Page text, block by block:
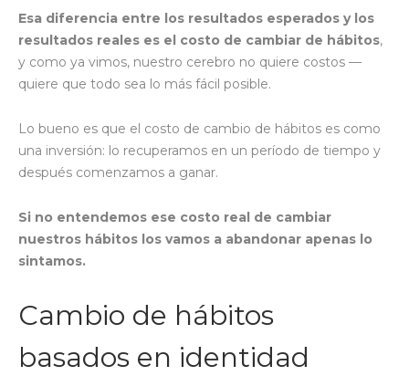
Esa diferencia entre los resultados esperados y los
resultados reales es el costo de cambiar de hábitos,
y como ya vimos, nuestro cerebro no quiere costos —
quiere que todo sea lo más fácil posible.
Lo bueno es que el costo de cambio de hábitos es como
una inversión: lo recuperamos en un período de tiempo y
después comenzamos a ganar.
Si no entendemos ese costo real de cambiar
nuestros hábitos los vamos a abandonar apenas lo
sintamos.
Cambio de hábitos
basados en identidad